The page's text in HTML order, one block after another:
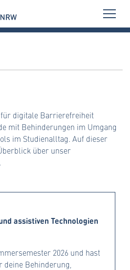
digitale Barrierefreiheit
mit Behinderungen im Umgang
im Studienalltag. Auf dieser
über unser
assistiven Technologien
2026 und hast
deine Behinderung,